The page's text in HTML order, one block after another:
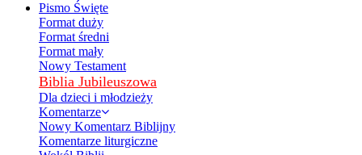
Pismo Święte
Format duży
Format średni
Format mały
Nowy Testament
Biblia Jubileuszowa
Dla dzieci i młodzieży
Komentarze
Nowy Komentarz Biblijny
Komentarze liturgiczne